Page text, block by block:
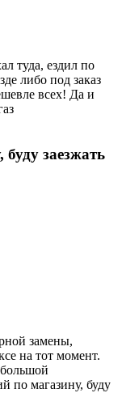
туда, ездил по
либо под заказ
всех! Да и
заезжать
замены,
на тот момент.
по магазину, буду